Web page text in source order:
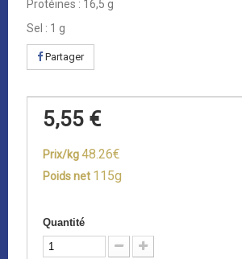
Protéines : 16,5 g
Sel : 1 g
Partager
5,55 €
Prix/kg48.26€
Poids net 115g
Quantité